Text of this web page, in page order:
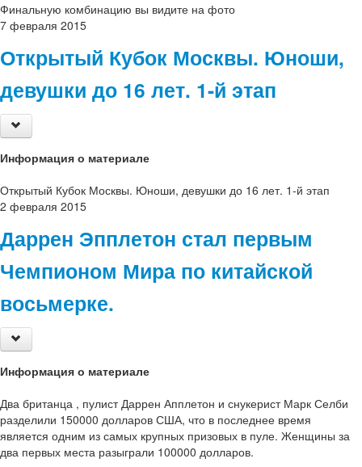
Финальную комбинацию вы видите на фото
7 февраля 2015
Открытый Кубок Москвы. Юноши,
девушки до 16 лет. 1-й этап
Информация о материале
Открытый Кубок Москвы. Юноши, девушки до 16 лет. 1-й этап
2 февраля 2015
Даррен Эпплетон стал первым
Чемпионом Мира по китайской
восьмерке.
Информация о материале
Два британца , пулист Даррен Апплетон и снукерист Марк Селби
разделили 150000 долларов США, что в последнее время
является одним из самых крупных призовых в пуле. Женщины за
два первых места разыграли 100000 долларов.